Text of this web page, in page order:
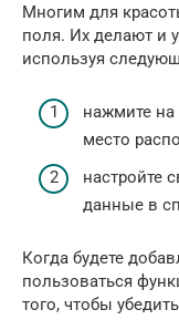
Многим для
поля. Их делают и
используя
нажмите на
место
настройте
данные в
Когда будете
пользоваться
того, чтобы